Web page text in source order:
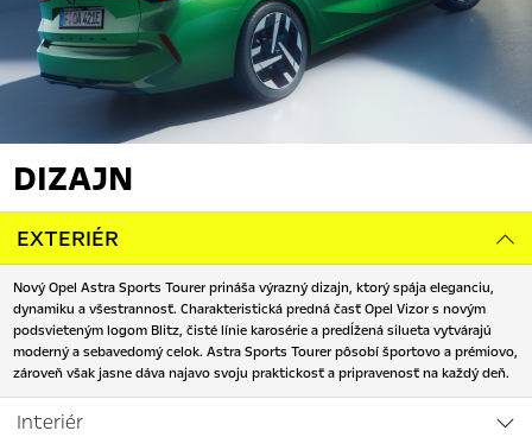
DIZAJN
EXTERIÉR
Nový Opel Astra Sports Tourer prináša výrazný dizajn, ktorý spája eleganciu,
dynamiku a všestrannosť. Charakteristická predná časť Opel Vizor s novým
podsvieteným logom Blitz, čisté línie karosérie a predĺžená silueta vytvárajú
moderný a sebavedomý celok. Astra Sports Tourer pôsobí športovo a prémiovo,
zároveň však jasne dáva najavo svoju praktickosť a pripravenosť na každý deň.
Interiér